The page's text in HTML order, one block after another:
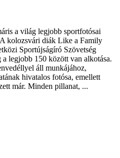
a világ legjobb sportfotósai
kolozsvári diák Like a Family
Sportújságíró Szövetség
legjobb 150 között van alkotása.
áll munkájához,
hivatalos fotósa, emellett
már. Minden pillanat, ...